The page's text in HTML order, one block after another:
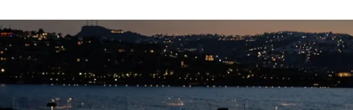
yepyeni Cloud Frappuccino® Blended Beverage çeşitleri
ve yiyecek alternatifleri yazın keyfine lezzet katıyor.